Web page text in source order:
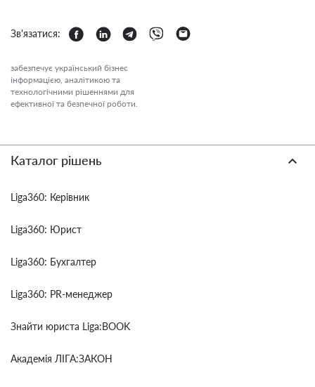
Зв'язатися:
забезпечує український бізнес
інформацією, аналітикою та
технологічними рішеннями для
ефективної та безпечної роботи.
Каталог рішень
Liga360: Керівник
Liga360: Юрист
Liga360: Бухгалтер
Liga360: PR-менеджер
Знайти юриста Liga:BOOK
Академія ЛІГА:ЗАКОН